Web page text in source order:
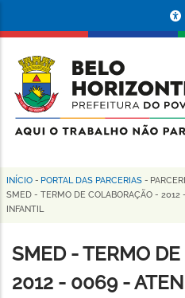
conteúdo
principal
da
Prefeitura
de
Horizonte
Trilha
de
navegação
INÍCIO - PORTAL DAS PARCERIAS -
SMED - TERMO DE COLABORAÇÃO -
INFANTIL
SMED - TERMO
2012 - 0069 -